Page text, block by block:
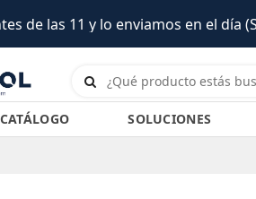
enviamos en el día (Salta)
CATÁLOGO SOLUCIONES